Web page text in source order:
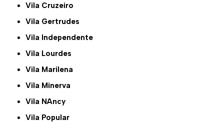
Vila Cruzeiro
Vila Gertrudes
Vila Independente
Vila Lourdes
Vila Marilena
Vila Minerva
Vila NAncy
Vila Popular